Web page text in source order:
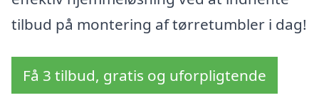
tilbud på montering af tørretumbler i dag!
Få 3 tilbud, gratis og uforpligtende